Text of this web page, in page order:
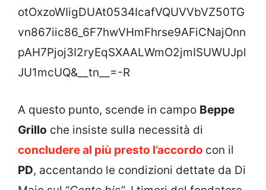
otOxzoWIigDUAt0534IcafVQUVVbVZ50TG
vn867iic86_6F7hwVHmFhrse9AFiCNajOnn
pAH7Pjoj3I2ryEqSXAALWmO2jmISUWUJpl
JU1mcUQ&__tn__=-R
A questo punto, scende in campo Beppe
Grillo che insiste sulla necessità di
concludere al più presto l’accordo con il
PD, accentando le condizioni dettate da Di